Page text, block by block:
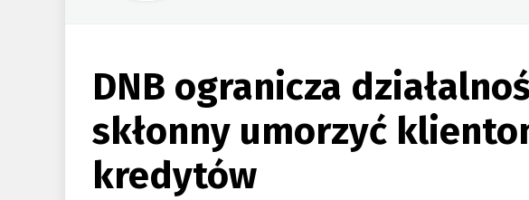
DNB ogranicza
skłonny umorzyć
kredytów